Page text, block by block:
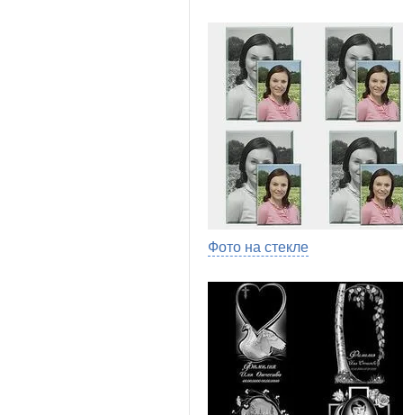
Фото на стекле